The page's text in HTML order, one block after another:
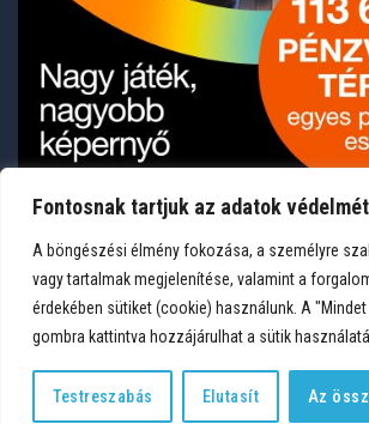
Fontosnak tartjuk az adatok védelmét
A böngészési élmény fokozása, a személyre
vagy tartalmak megjelenítése, valamint a
érdekében sütiket (cookie) használunk. A
gombra kattintva hozzájárulhat a sütik
Testreszabás Elutasít Az
Copyright 2026 © Medium Hungary Kft.